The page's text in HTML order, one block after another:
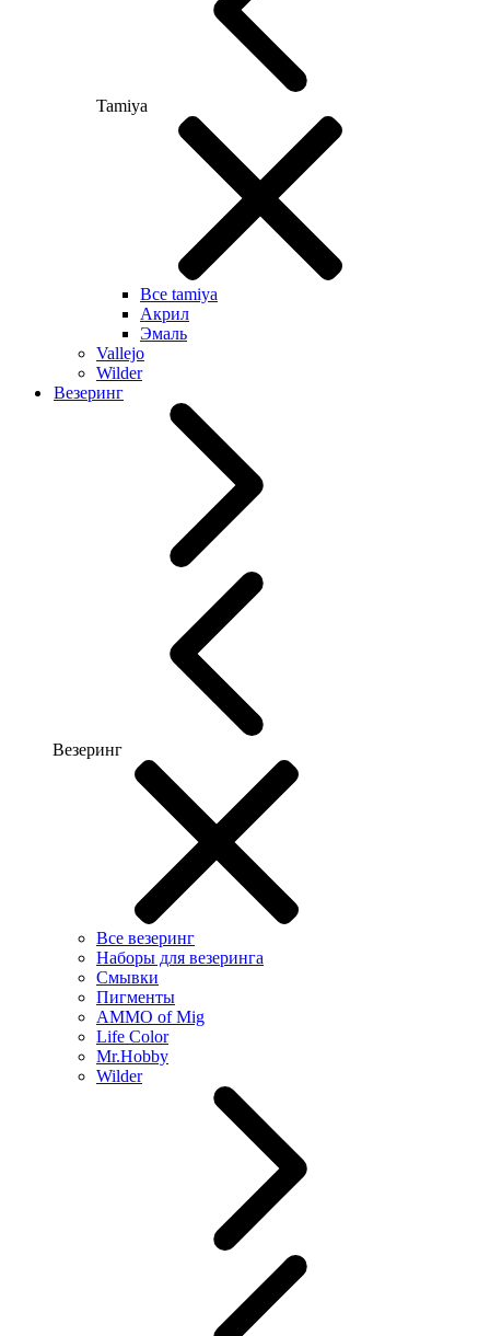
Tamiya
Все tamiya
Акрил
Эмаль
Vallejo
Wilder
Везеринг
Везеринг
Все везеринг
Наборы для везеринга
Смывки
Пигменты
AMMO of Mig
Life Color
Mr.Hobby
Wilder